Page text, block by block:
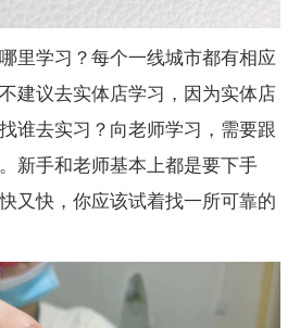
哪里学习？每个一线城市都有相应
建议去实体店学习，因为实体店
谁去实习？向老师学习，需要跟
新手和老师基本上都是要下手
又快，你应该试着找一所可靠的